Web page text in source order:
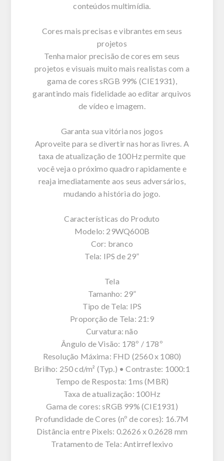
conteúdos multimídia.
Cores mais precisas e vibrantes em seus
projetos
Tenha maior precisão de cores em seus
projetos e visuais muito mais realistas com a
gama de cores sRGB 99% (CIE1931),
garantindo mais fidelidade ao editar arquivos
de vídeo e imagem.
Garanta sua vitória nos jogos
Aproveite para se divertir nas horas livres. A
taxa de atualização de 100Hz permite que
você veja o próximo quadro rapidamente e
reaja imediatamente aos seus adversários,
mudando a história do jogo.
Características do Produto
Modelo: 29WQ600B
Cor: branco
Tela: IPS de 29”
Tela
Tamanho: 29”
Tipo de Tela: IPS
Proporção de Tela: 21:9
Curvatura: não
Ângulo de Visão: 178º / 178º
Resolução Máxima: FHD (2560 x 1080)
Brilho: 250 cd/m² (Typ.) • Contraste: 1000:1
Tempo de Resposta: 1ms (MBR)
Taxa de atualização: 100Hz
Gama de cores: sRGB 99% (CIE1931)
Profundidade de Cores (nº de cores): 16.7M
Distância entre Pixels: 0.2626 x 0.2628 mm
Tratamento de Tela: Antirreflexivo